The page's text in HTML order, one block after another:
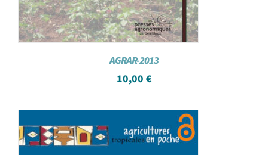
AGRAR-2013
10,00 €